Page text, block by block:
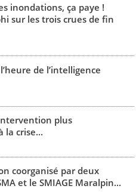
inondations, ça paye !
sur les trois crues de fin
de l’intelligence
plus
la crise...
coorganisé par deux
et le SMIAGE Maralpin...